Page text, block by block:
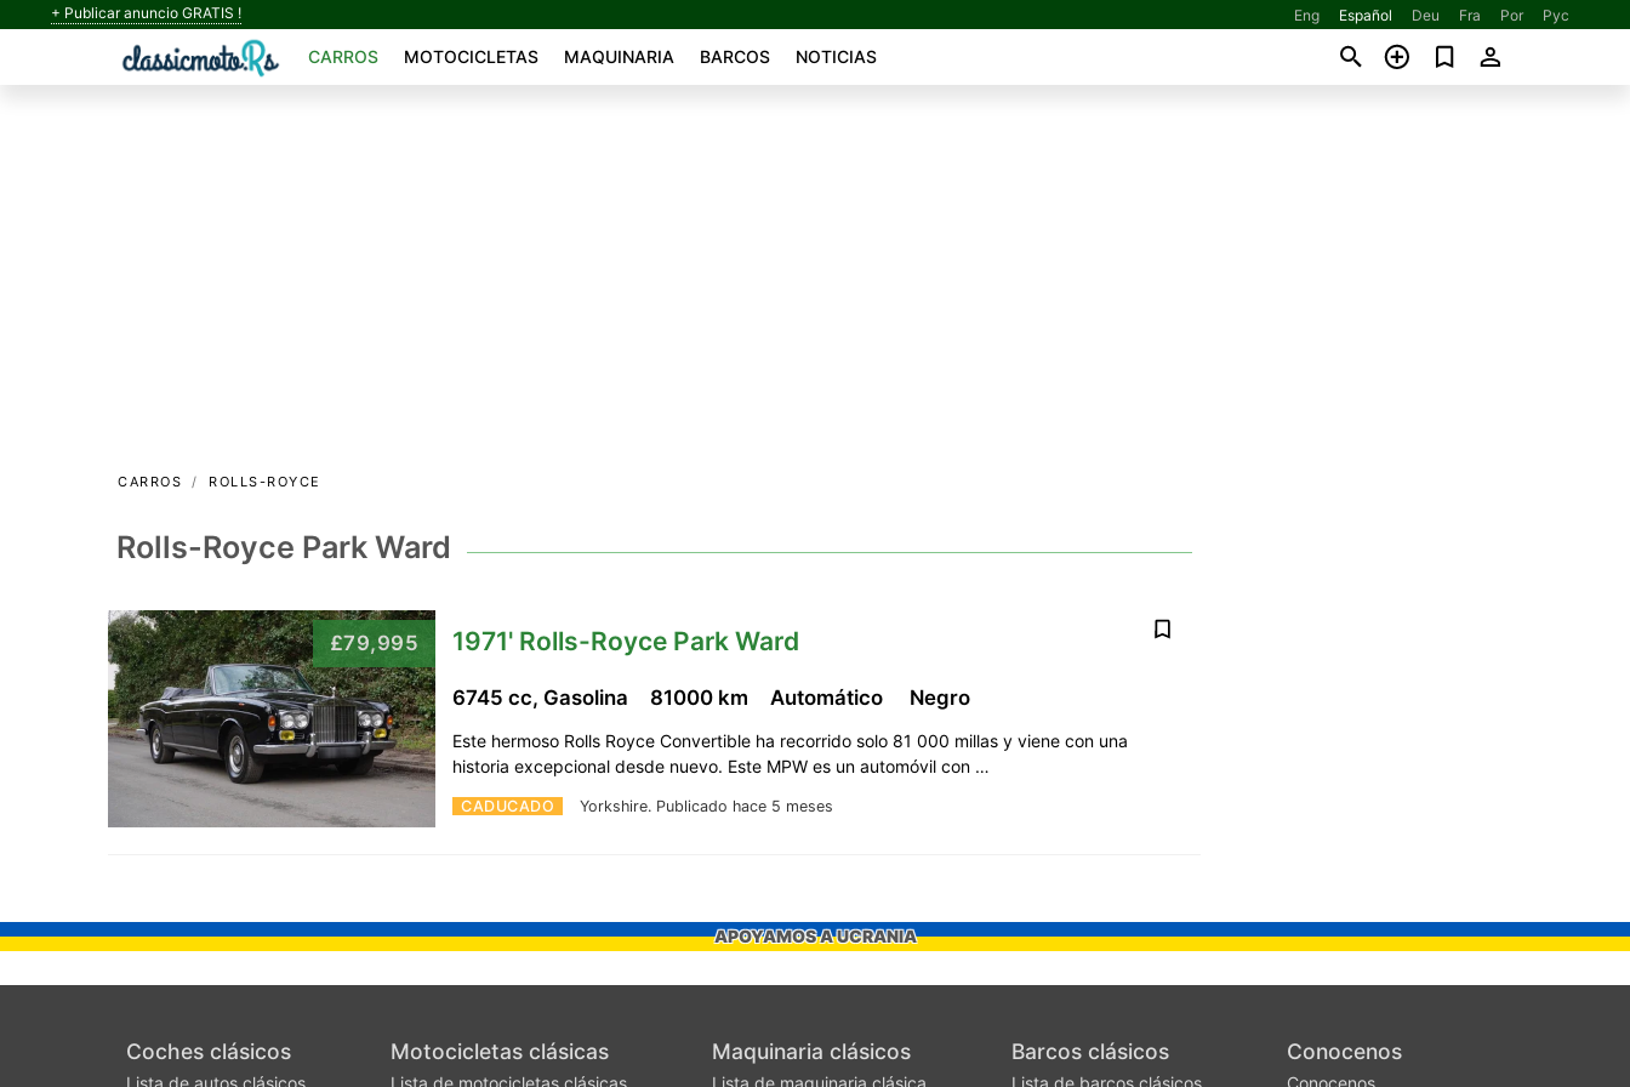
+ Publicar anuncio GRATIS ! Eng Español Deu Fra Por Рус
CARROS MOTOCICLETAS MAQUINARIA BARCOS NOTICIAS
CARROS ROLLS-ROYCE
Rolls-Royce Park Ward
£79,995 1971' Rolls-Royce Park Ward
CADUCADO Yorkshire. Publicado hace 5 meses
6745 cc, Gasolina 81000 km Automático Negro
Este hermoso Rolls Royce Convertible ha recorrido solo 81 000 millas y viene con una
historia excepcional desde nuevo. Este MPW es un automóvil con …
APOYAMOS A UCRANIA
Coches clásicos Motocicletas clásicas Maquinaria clásicos Barcos clásicos Conocenos